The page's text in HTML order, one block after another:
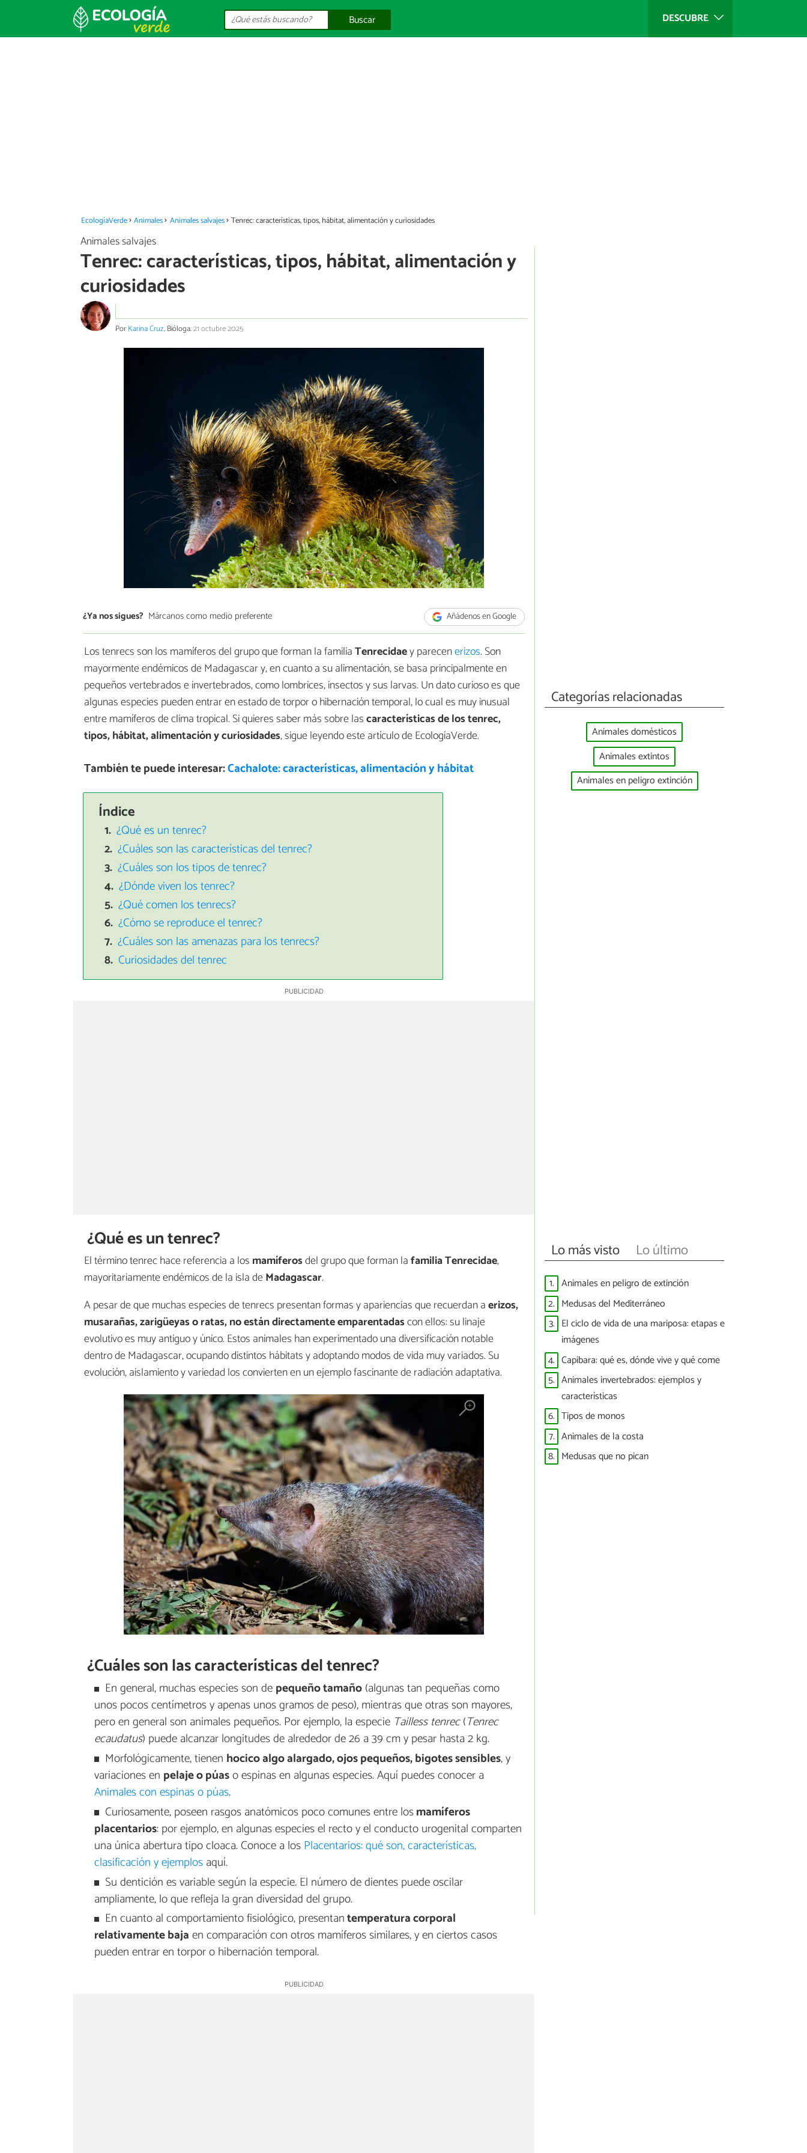
DESCUBRE
Buscar
EcologíaVerde Animales Animales salvajes Tenrec: características, tipos, hábitat, alimentación y curiosidades
Animales salvajes
Tenrec: características, tipos, hábitat, alimentación y
curiosidades
PorKarina Cruz, Bióloga.21 octubre 2025
¿Ya nos sigues? Márcanos como medio preferente Añádenos en Google
Los tenrecs son los mamíferos del grupo que forman la familiaTenrecidaey parecenerizos. Son
mayormente endémicos de Madagascar y, en cuanto a su alimentación, se basa principalmente en
pequeños vertebrados e invertebrados, como lombrices, insectos y sus larvas. Un dato curioso es que
algunas especies pueden entrar en estado de torpor o hibernación temporal, lo cual es muy inusual
entre mamíferos de clima tropical. Si quieres saber más sobre lascaracterísticas de los tenrec,
tipos, hábitat, alimentación y curiosidades, sigue leyendo este artículo de EcologíaVerde.
También te puede interesar:Cachalote: características, alimentación y hábitat
Índice
¿Qué es un tenrec?
¿Cuáles son las características del tenrec?
¿Cuáles son los tipos de tenrec?
¿Dónde viven los tenrec?
¿Qué comen los tenrecs?
¿Cómo se reproduce el tenrec?
¿Cuáles son las amenazas para los tenrecs?
Curiosidades del tenrec
¿Qué es un tenrec?
El término tenrec hace referencia a los mamíferosdel grupo que forman lafamilia Tenrecidae,
mayoritariamente endémicos de la isla deMadagascar.
A pesar de que muchas especies de tenrecs presentan formas y apariencias que recuerdan aerizos,
musarañas, zarigüeyas o ratas, no están directamente emparentadascon ellos: su linaje
evolutivo es muy antiguo y único. Estos animales han experimentado una diversificación notable
dentro de Madagascar, ocupando distintos hábitats y adoptando modos de vida muy variados. Su
evolución, aislamiento y variedad los convierten en un ejemplo fascinante de radiación adaptativa.
¿Cuáles son las características del tenrec?
En general, muchas especies son depequeño tamaño(algunas tan pequeñas como
unos pocos centímetros y apenas unos gramos de peso), mientras que otras son mayores,
pero en general son animales pequeños. Por ejemplo, la especieTailless tenrec(Tenrec
ecaudatus) puede alcanzar longitudes de alrededor de 26 a 39 cm y pesar hasta 2 kg.
Morfológicamente, tienen hocico algo alargado, ojos pequeños, bigotes sensibles, y
variaciones en pelaje o púaso espinas en algunas especies. Aquí puedes conocer a
Animales con espinas o púas.
Curiosamente, poseen rasgos anatómicos poco comunes entre losmamíferos
placentarios: por ejemplo, en algunas especies el recto y el conducto urogenital comparten
una única abertura tipo cloaca. Conoce a losPlacentarios: qué son, características,
clasificación y ejemplosaquí.
Su dentición es variable según la especie. El número de dientes puede oscilar
ampliamente, lo que refleja la gran diversidad del grupo.
En cuanto al comportamiento fisiológico, presentantemperatura corporal
relativamente bajaen comparación con otros mamíferos similares, y en ciertos casos
pueden entrar en torpor o hibernación temporal.
Categorías relacionadas
Animales domésticos
Animales extintos
Animales en peligro extinción
Lo más visto Lo último
1. Animales en peligro de extinción
2. Medusas del Mediterráneo
3. El ciclo de vida de una mariposa: etapas e
imágenes
4. Capibara: qué es, dónde vive y qué come
5. Animales invertebrados: ejemplos y
características
6. Tipos de monos
7. Animales de la costa
8. Medusas que no pican